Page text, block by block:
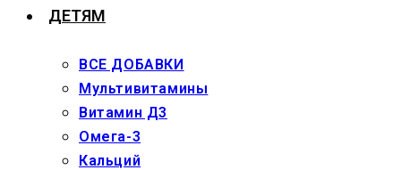
ДЕТЯМ
ВСЕ ДОБАВКИ
Мультивитамины
Витамин Д3
Омега-3
Кальций